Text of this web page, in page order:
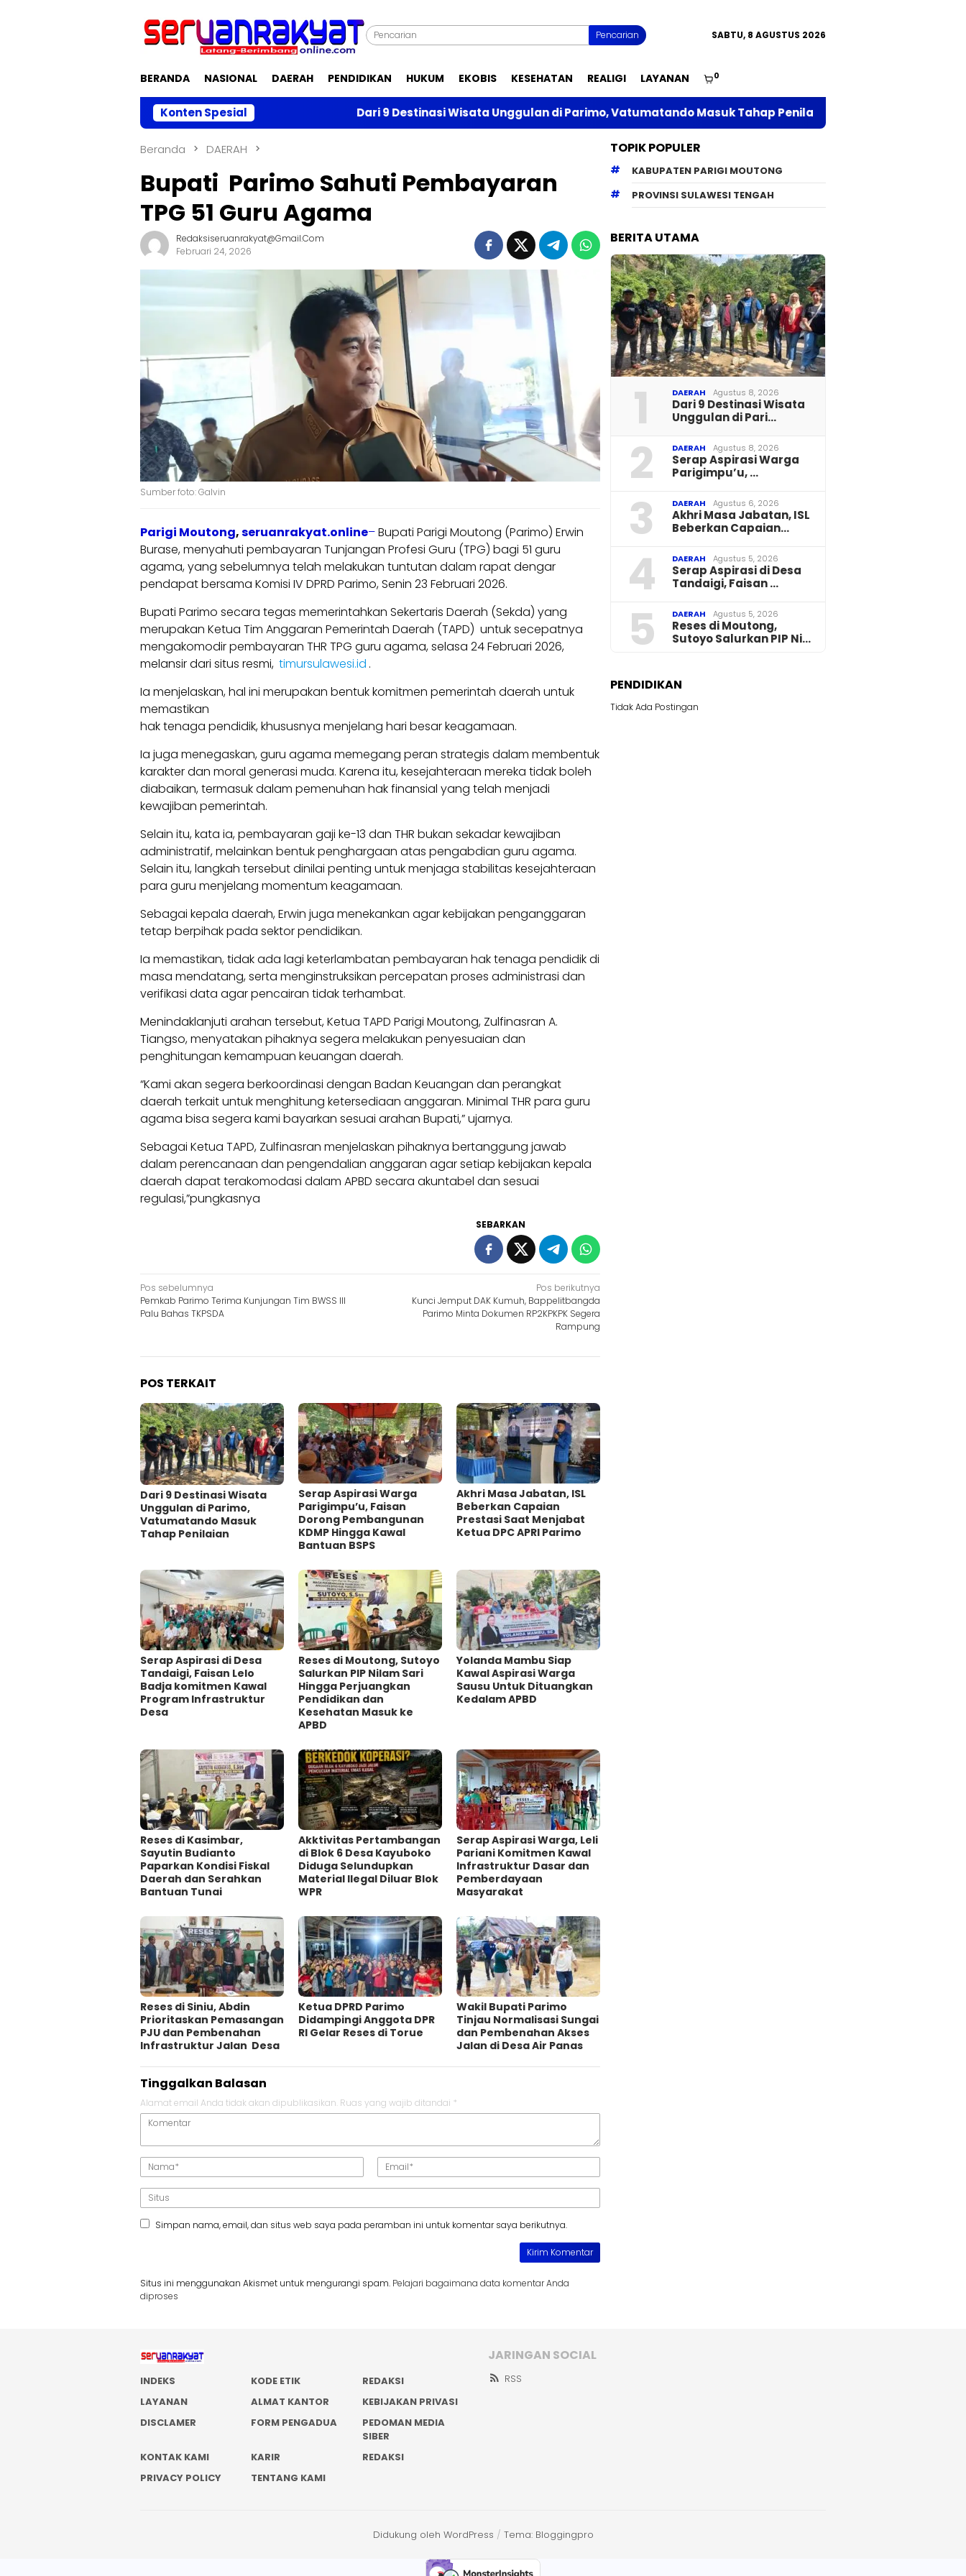
Pencarian SABTU, 8 AGUSTUS 2026
BERANDA NASIONAL DAERAH PENDIDIKAN HUKUM EKOBIS KESEHATAN REALIGI LAYANAN 0
Konten Spesial Dari 9 Destinasi Wisata Unggulan di Parimo, Vatumatando Masuk Tahap Penilaian Serap Aspirasi Warga
Beranda DAERAH
Bupati Parimo Sahuti Pembayaran
TPG 51 Guru Agama
Redaksiseruanrakyat@gmail.com
Februari 24, 2026
Sumber foto: Galvin
Parigi Moutong,seruanrakyat.online–Bupati Parigi Moutong (Parimo) Erwin
Burase, menyahuti pembayaran Tunjangan Profesi Guru (TPG) bagi 51 guru
agama, yang sebelumnya telah melakukan tuntutan dalam rapat dengar
pendapat bersama Komisi IV DPRD Parimo, Senin 23 Februari 2026.
Bupati Parimo secara tegas memerintahkan Sekertaris Daerah (Sekda) yang
merupakan Ketua Tim Anggaran Pemerintah Daerah (TAPD) untuk secepatnya
mengakomodir pembayaran THR TPG guru agama, selasa 24 Februari 2026,
melansir dari situs resmi, timursulawesi.id .
Ia menjelaskan, hal ini merupakan bentuk komitmen pemerintah daerah untuk
memastikan
hak tenaga pendidik, khususnya menjelang hari besar keagamaan.
Ia juga menegaskan, guru agama memegang peran strategis dalam membentuk
karakter dan moral generasi muda. Karena itu, kesejahteraan mereka tidak boleh
diabaikan, termasuk dalam pemenuhan hak finansial yang telah menjadi
kewajiban pemerintah.
Selain itu, kata ia, pembayaran gaji ke-13 dan THR bukan sekadar kewajiban
administratif, melainkan bentuk penghargaan atas pengabdian guru agama.
Selain itu, langkah tersebut dinilai penting untuk menjaga stabilitas kesejahteraan
para guru menjelang momentum keagamaan.
Sebagai kepala daerah, Erwin juga menekankan agar kebijakan penganggaran
tetap berpihak pada sektor pendidikan.
Ia memastikan, tidak ada lagi keterlambatan pembayaran hak tenaga pendidik di
masa mendatang, serta menginstruksikan percepatan proses administrasi dan
verifikasi data agar pencairan tidak terhambat.
Menindaklanjuti arahan tersebut, Ketua TAPD Parigi Moutong, Zulfinasran A.
Tiangso, menyatakan pihaknya segera melakukan penyesuaian dan
penghitungan kemampuan keuangan daerah.
“Kami akan segera berkoordinasi dengan Badan Keuangan dan perangkat
daerah terkait untuk menghitung ketersediaan anggaran. Minimal THR para guru
agama bisa segera kami bayarkan sesuai arahan Bupati,” ujarnya.
Sebagai Ketua TAPD, Zulfinasran menjelaskan pihaknya bertanggung jawab
dalam perencanaan dan pengendalian anggaran agar setiap kebijakan kepala
daerah dapat terakomodasi dalam APBD secara akuntabel dan sesuai
regulasi,”pungkasnya
SEBARKAN
Navigasi
pos
Pos sebelumnya
Pemkab Parimo Terima Kunjungan Tim BWSS III
Palu Bahas TKPSDA
Pos berikutnya
Kunci Jemput DAK Kumuh, Bappelitbangda
Parimo Minta Dokumen RP2KPKPK Segera
Rampung
POS TERKAIT
Dari 9 Destinasi Wisata
Unggulan di Parimo,
Vatumatando Masuk
Tahap Penilaian
Serap Aspirasi Warga
Parigimpu’u, Faisan
Dorong Pembangunan
KDMP Hingga Kawal
Bantuan BSPS
Akhri Masa Jabatan, ISL
Beberkan Capaian
Prestasi Saat Menjabat
Ketua DPC APRI Parimo
Serap Aspirasi di Desa
Tandaigi, Faisan Lelo
Badja komitmen Kawal
Program Infrastruktur
Desa
Reses di Moutong, Sutoyo
Salurkan PIP Nilam Sari
Hingga Perjuangkan
Pendidikan dan
Kesehatan Masuk ke
APBD
Yolanda Mambu Siap
Kawal Aspirasi Warga
Sausu Untuk Dituangkan
Kedalam APBD
Reses di Kasimbar,
Sayutin Budianto
Paparkan Kondisi Fiskal
Daerah dan Serahkan
Bantuan Tunai
Akktivitas Pertambangan
di Blok 6 Desa Kayuboko
Diduga Selundupkan
Material Ilegal Diluar Blok
WPR
Serap Aspirasi Warga, Leli
Pariani Komitmen Kawal
Infrastruktur Dasar dan
Pemberdayaan
Masyarakat
Reses di Siniu, Abdin
Prioritaskan Pemasangan
PJU dan Pembenahan
Infrastruktur Jalan Desa
Ketua DPRD Parimo
Didampingi Anggota DPR
RI Gelar Reses di Torue
Wakil Bupati Parimo
Tinjau Normalisasi Sungai
dan Pembenahan Akses
Jalan di Desa Air Panas
Tinggalkan Balasan
Alamat email Anda tidak akan dipublikasikan. Ruas yang wajib ditandai *
Simpan nama, email, dan situs web saya pada peramban ini untuk komentar saya berikutnya.
Situs ini menggunakan Akismet untuk mengurangi spam. Pelajari bagaimana data komentar Anda
diproses
TOPIK POPULER
KABUPATEN PARIGI MOUTONG
PROVINSI SULAWESI TENGAH
BERITA UTAMA
1 DAERAH Agustus 8, 2026
Dari 9 Destinasi Wisata
Unggulan di Pari…
2 DAERAH Agustus 8, 2026
Serap Aspirasi Warga
Parigimpu’u, …
3 DAERAH Agustus 6, 2026
Akhri Masa Jabatan, ISL
Beberkan Capaian…
4 DAERAH Agustus 5, 2026
Serap Aspirasi di Desa
Tandaigi, Faisan …
5 DAERAH Agustus 5, 2026
Reses di Moutong,
Sutoyo Salurkan PIP Ni…
PENDIDIKAN
Tidak Ada Postingan
INDEKS KODE ETIK
REDAKSI
LAYANAN
ALMAT KANTOR
KEBIJAKAN PRIVASI
DISCLAMER
FORM PENGADUA
PEDOMAN MEDIA
SIBER
KONTAK KAMI
KARIR
REDAKSI
PRIVACY POLICY
TENTANG KAMI
JARINGAN SOCIAL
RSS
Didukung oleh WordPress / Tema: Bloggingpro